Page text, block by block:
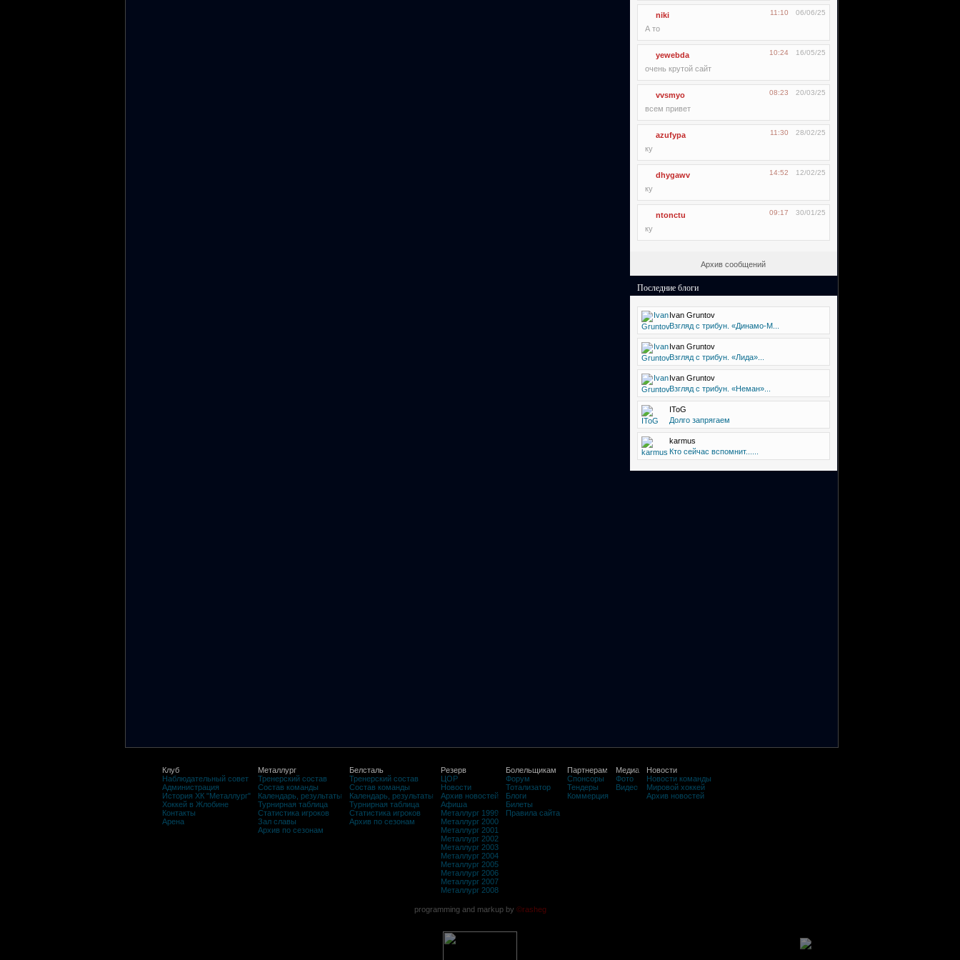
niki 06/06/25
11:10
А то
yewebda 16/05/25
10:24
очень крутой сайт
vvsmyo 20/03/25
08:23
всем привет
azufypa 28/02/25
11:30
ку
dhygawv 12/02/25
14:52
ку
ntonctu 30/01/25
09:17
ку
Архив сообщений
Последние блоги
Ivan Gruntov
Взгляд с трибун. «Динамо-М...
Ivan Gruntov
Взгляд с трибун. «Лида»...
Ivan Gruntov
Взгляд с трибун. «Неман»...
IToG
Долго запрягаем
karmus
Кто сейчас вспомнит......
Клуб
Наблюдательный совет
Администрация
История ХК "Металлург"
Хоккей в Жлобине
Контакты
Арена
Металлург
Тренерский состав
Состав команды
Календарь, результаты
Турнирная таблица
Статистика игроков
Зал славы
Архив по сезонам
Белсталь
Тренерский состав
Состав команды
Календарь, результаты
Турнирная таблица
Статистика игроков
Архив по сезонам
Резерв
ЦОР
Новости
Архив новостей
Афиша
Металлург 1999
Металлург 2000
Металлург 2001
Металлург 2002
Металлург 2003
Металлург 2004
Металлург 2005
Металлург 2006
Металлург 2007
Металлург 2008
Болельщикам
Форум
Тотализатор
Блоги
Билеты
Правила сайта
Партнерам
Спонсоры
Тендеры
Коммерция
Медиа
Фото
Видео
Новости
Новости команды
Мировой хоккей
Архив новостей
programming and markup by ©rasheg